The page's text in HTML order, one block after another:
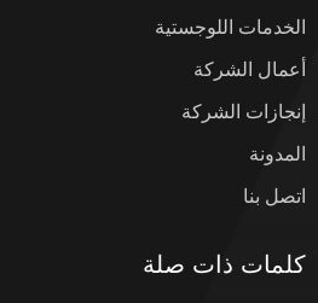
الخدمات اللوجستية
أعمال الشركة
إنجازات الشركة
المدونة
اتصل بنا
كلمات ذات صلة